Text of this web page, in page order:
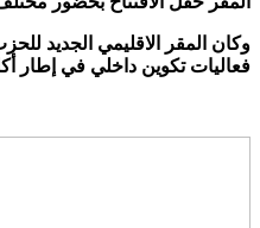
وكان المقر الاقليمي الجديد
فعاليات تكوين داخلي في إطار